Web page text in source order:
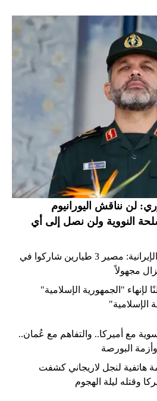
لن نناقش اليورانيوم
النووية ولن نصل إلى أي
مساعد القوة الجوية الإيرانية: مصير 3 طيارين شاركوا في
مجهولاً
"الجمهورية الإسلامية"
الإسلامية"
مع أميركا.. والتفاهم مع عُمان..
البورصة
هاتفية لنجل لاريجاني كشفت
وقتله ليلة الهجوم